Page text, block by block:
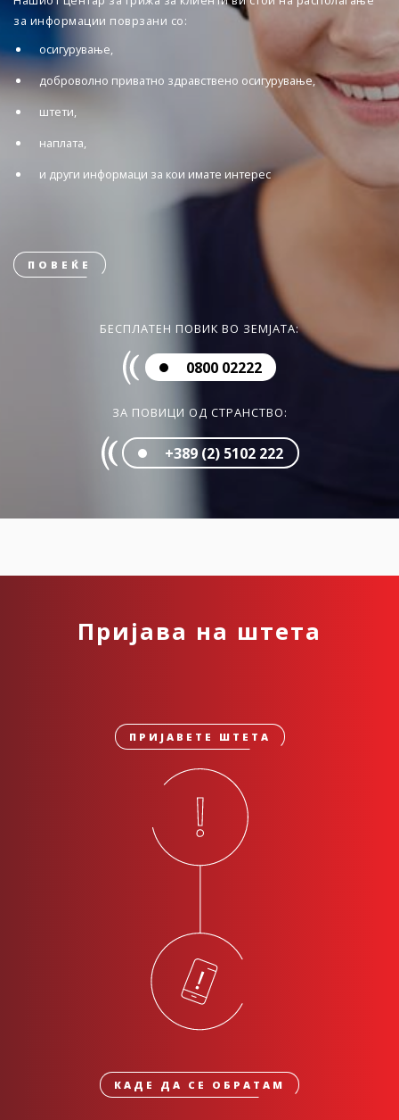
за информации поврзани со:
осигурување,
доброволно приватно здравствено осигурување,
штети,
наплата,
и други информаци за кои имате интерес
ПОВЕЌЕ
БЕСПЛАТЕН ПОВИК ВО ЗЕМЈАТА:
0800 02222
ЗА ПОВИЦИ ОД СТРАНСТВО:
+389 (2) 5102 222
Пријава на штета
ПРИЈАВЕТЕ ШТЕТА
КАДЕ ДА СЕ ОБРАТАМ